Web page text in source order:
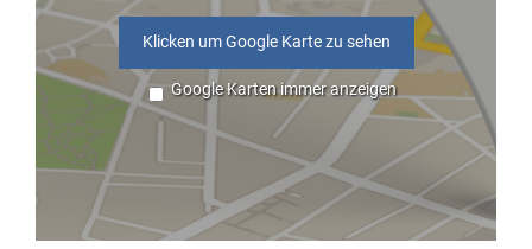
Klicken um Google Karte zu sehen
Google Karten immer anzeigen